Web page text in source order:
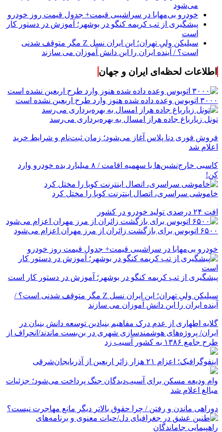
می‌شود
خودرو بی‌مهابا در سراشیبی قیمت+ جدول قیمت روز خودرو
پیشگیری از تب کریمه کنگو در بوشهر؛ آموزش در دستور کار
است
سیلیکن ولیِ تهران؛ این ایران نسل Z مگر متوقف شدنی
است؟ / آینده ایران را این دانش آموزان می سازند
اطلاعات لحظه‌ای ایران و جهان
۳۰۰۰ اتوبوس وعده داده شده هنوز وارد طرح اربعین نشده است
تونل زیارباغ جاده هراز امسال به بهره‌برداری می‌رسد
فروش فوری دنا پلاس آغاز می‌شود؛ زمان ثبت‌نام و شرایط خرید
اعلام شد
کاسبی خارج‌نشین‌ها با سهمیه اقامت / ۸ میلیارد بده خودرو وارد
کن!
خاموشی سراسری، اتصال اینترنت کوبا را مختل کرد
افت ۲۴ درصدی تولید خودرو در کشور
۶۵۰۰ اتوبوس برای بازگشت زائران از مرز مهران اعزام می‌شود
خودرو بی‌مهابا در سراشیبی قیمت+ جدول قیمت روز خودرو
پیشگیری از تب کریمه کنگو در بوشهر؛ آموزش در دستور کار است
سیلیکن ولیِ تهران؛ این ایران نسل Z مگر متوقف شدنی است؟ /
آینده ایران را این دانش آموزان می سازند
گلایه اطهاری از عدم درک مفاهیم بنیادین توسعه دانش بنیان در
ایران/ پروژه‌های هوشمندسازی شهری در بن‌بست ماندند/انحراف از
طرح جامع ۱۳۸۶ به کشور آسیب زد
اینفوگرافیک؛ اعزام ۲۱ هزار زائر اربعین از آذربایجان‌شرقی
وام ودیعه مسکن برای آسیب‌دیدگان جنگ پرداخت می‌شود؛ جزئیات
مبالغ اعلام شد
دوراهی ماندن و رفتن / چرا حقوق بالاتر دیگر مانع مهاجرت نیست؟